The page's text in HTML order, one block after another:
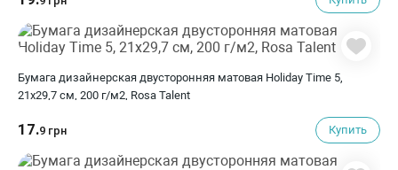
Бумага дизайнерская двусторонняя матовая Holiday Time 5,
21х29,7 см, 200 г/м2, Rosa Talent
17.9 грн Купить